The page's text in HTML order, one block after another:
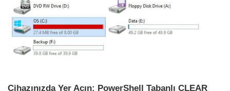
Cihazınızda Yer Açın: PowerShell Tabanlı CLEAR